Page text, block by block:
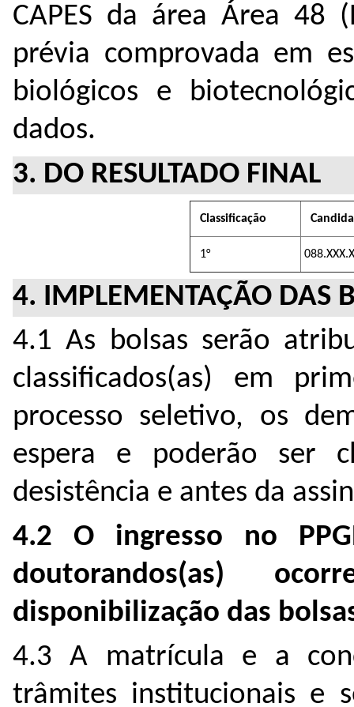
CAPES da área Área 48
prévia comprovada em
biológicos e
dados.
3. DO RESULTADO FINAL
Classificação
1°
4. IMPLEMENTAÇÃO DAS
4.1 As bolsas serão
classificados(as) em
processo seletivo, os
espera e poderão ser
desistência e antes da
4.2 O ingresso no
doutorandos(as)
disponibilização das
4.3 A matrícula e a
trâmites institucionais e